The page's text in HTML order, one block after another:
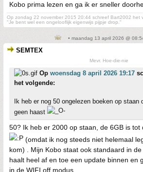
Kobo prima lezen en ga ik er sneller
Op zondag 22 november 2015 20:44 schreef Bart2002 het
"Je bent wel een ongelooflijk eigenwijs pijpje drop."
• maandag 13 april 2026 @
SEMTEX
Mevr. Hoe-die-nie
Op woensdag 8 april 2026 19:17
het volgende:
Ik heb er nog 50 ongelezen boeken op staan
geen haast
50? Ik heb er 2000 op staan, de 6GB is tot
(omdat ik nog steeds niet helemaal
kom) . Mijn Kobo staat ook standaard in de
haalt heel af en toe een update binnen en
in de WIFI off modus.